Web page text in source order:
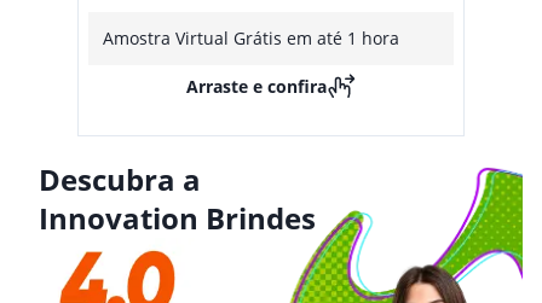
Amostra Virtual Grátis em até 1 hora
Arraste e confira
Descubra a
Innovation Brindes